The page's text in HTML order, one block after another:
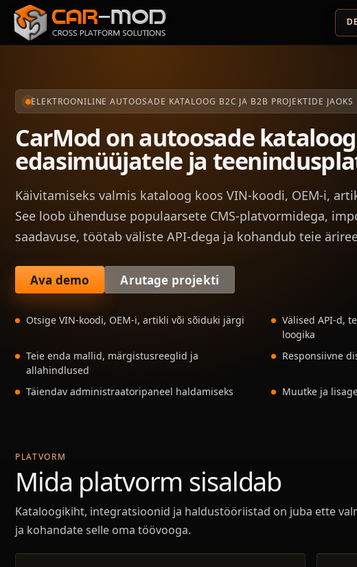
ELEKTROONILINE AUTOOSADE KATALOOG B2C JA B2B PROJEKTIDE JAOKS
CarMod on autoosade
edasimüüjatele ja
Käivitamiseks valmis kataloog koos VIN-koodi, OEM-i,
See loob ühenduse populaarsete CMS-platvormidega,
saadavuse, töötab väliste API-dega ja kohandub teie
Ava demo Arutage projekti
Otsige VIN-koodi, OEM-i, artikli või sõiduki järgi
Välised API-d,
loogika
Teie enda mallid, märgistusreeglid ja
allahindlused
Responsiivne
Täiendav administraatoripaneel haldamiseks Muutke ja
PLATVORM
Mida platvorm sisaldab
Kataloogikiht, integratsioonid ja haldustööriistad on juba ette
ja kohandate selle oma töövooga.